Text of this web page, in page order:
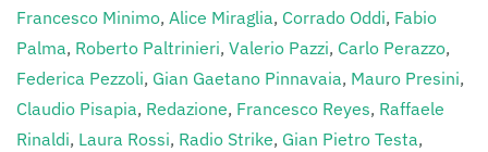
Francesco Minimo, Alice Miraglia, Corrado Oddi, Fabio
Palma, Roberto Paltrinieri, Valerio Pazzi, Carlo Perazzo,
Federica Pezzoli, Gian Gaetano Pinnavaia, Mauro Presini,
Claudio Pisapia, Redazione, Francesco Reyes, Raffaele
Rinaldi, Laura Rossi, Radio Strike, Gian Pietro Testa,